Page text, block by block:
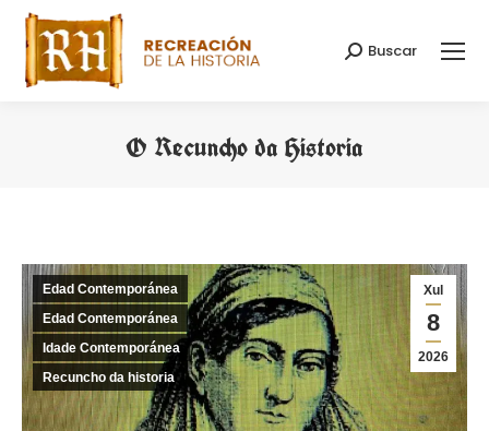
Search:
Buscar
O Recuncho da Historia
Xul
8
2026
Edad Contemporánea
Edad Contemporánea
Idade Contemporánea
Recuncho da historia